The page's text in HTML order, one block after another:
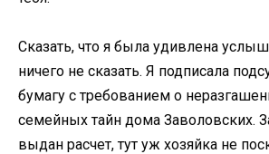
Сказать, что я была удивлена
ничего не сказать. Я подписала
бумагу с требованием о
семейных тайн дома Заволовских.
выдан расчет, тут уж хозяйка не